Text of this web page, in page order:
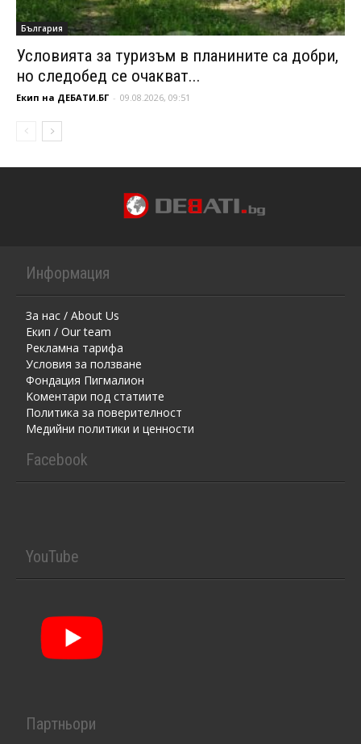
България
Условията за туризъм в планините са добри,
но следобед се очакват...
Екип на ДЕБАТИ.БГ - 09.08.2026, 09:51
Информация
За нас / About Us
Екип / Our team
Рекламна тарифа
Условия за ползване
Фондация Пигмалион
Kоментaри под статиите
Политика за поверителност
Медийни политики и ценности
Facebook
YouTube
Партньори